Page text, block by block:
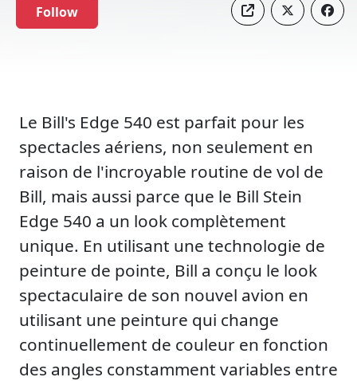
Follow
Le Bill's Edge 540 est parfait pour les
spectacles aériens, non seulement en
raison de l'incroyable routine de vol de
Bill, mais aussi parce que le Bill Stein
Edge 540 a un look complètement
unique. En utilisant une technologie de
peinture de pointe, Bill a conçu le look
spectaculaire de son nouvel avion en
utilisant une peinture qui change
continuellement de couleur en fonction
des angles constamment variables entre